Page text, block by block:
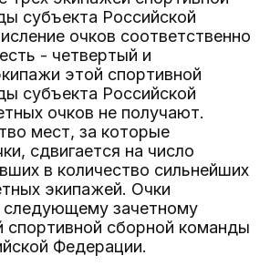
субъекта Российской
очков соответственно
- четвертый и
этой спортивной
субъекта Российской
очков не получают.
мест, за которые
сдвигается на число
в количество сильнейших
экипажей. Очки
следующему зачетному
спортивной сборной команды
Федерации.